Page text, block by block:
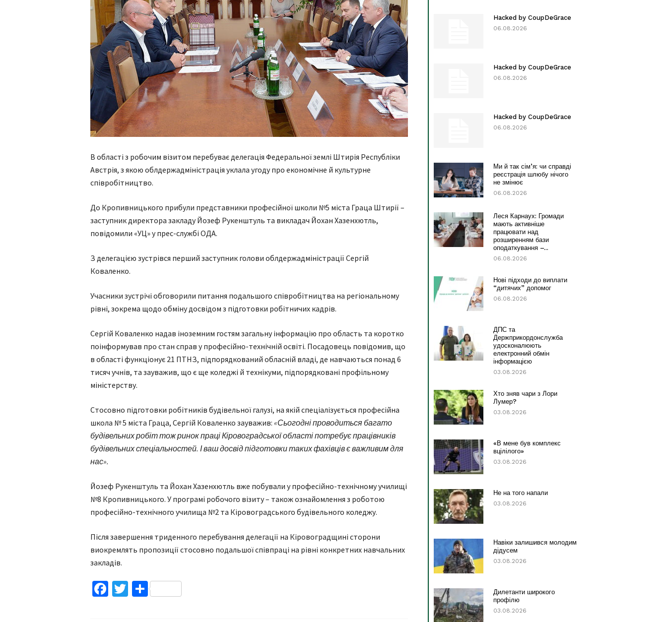
В області з робочим візитом перебуває делегація Федеральної землі Штирія Республіки
Австрія, з якою облдержадміністрація уклала угоду про економічне й культурне
співробітництво.
До Кропивницького прибули представники професійної школи №5 міста Граца Штирії –
заступник директора закладу Йозеф Рукенштуль та викладач Йохан Хазенхютль,
повідомили «УЦ» у прес-службі ОДА.
З делегацією зустрівся перший заступник голови облдержадміністрації Сергій
Коваленко.
Учасники зустрічі обговорили питання подальшого співробітництва на регіональному
рівні, зокрема щодо обміну досвідом з підготовки робітничих кадрів.
Сергій Коваленко надав іноземним гостям загальну інформацію про область та коротко
поінформував про стан справ у професійно-технічній освіті. Посадовець повідомив, що
в області функціонує 21 ПТНЗ, підпорядкований обласній владі, де навчаються понад 6
тисяч учнів, та зауважив, що є ще коледжі й технікуми, підпорядковані профільному
міністерству.
Стосовно підготовки робітників будівельної галузі, на якій спеціалізується професійна
школа № 5 міста Граца, Сергій Коваленко зауважив: «Сьогодні проводиться багато
будівельних робіт тож ринок праці Кіровоградської області потребує працівників
будівельних спеціальностей. І ваш досвід підготовки таких фахівців є важливим для
нас».
Йозеф Рукенштуль та Йохан Хазенхютль вже побували у професійно-технічному училищі
№8 Кропивницького. У програмі робочого візиту – також ознайомлення з роботою
професійно-технічного училища №2 та Кіровоградського будівельного коледжу.
Після завершення триденного перебування делегації на Кіровоградщині сторони
виокремлять пропозиції стосовно подальшої співпраці на рівні конкретних навчальних
закладів.
Facebook
TwitterПоділитися
Hacked by CoupDeGrace
06.08.2026
Hacked by CoupDeGrace
06.08.2026
Hacked by CoupDeGrace
06.08.2026
Ми й так сім’я: чи справді
реєстрація шлюбу нічого
не змінює
06.08.2026
Леся Карнаух: Громади
мають активніше
працювати над
розширенням бази
оподаткування –...
06.08.2026
Нові підходи до виплати
“дитячих” допомог
06.08.2026
ДПС та
Держприкордонслужба
удосконалюють
електронний обмін
інформацією
03.08.2026
Хто зняв чари з Лори
Лумер?
03.08.2026
«В мене був комплекс
вцілілого»
03.08.2026
Не на того напали
03.08.2026
Навіки залишився молодим
дідусем
03.08.2026
Дилетанти широкого
профілю
03.08.2026